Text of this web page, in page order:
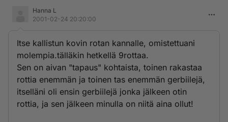
Hanna L
2001-02-24 20:20:00
Itse kallistun kovin rotan kannalle, omistettuani
molempia.tälläkin hetkellä 9rottaa.
Sen on aivan "tapaus" kohtaista, toinen rakastaa
rottia enemmän ja toinen tas enemmän gerbiilejä,
itselläni oli ensin gerbiilejä jonka jälkeen otin
rottia, ja sen jälkeen minulla on niitä aina ollut!